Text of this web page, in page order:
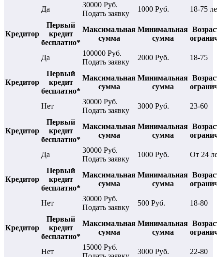
Да
30000 Руб.
Подать заявку
1000 Руб. 18-75
Кредитор
Первый
кредит
бесплатно*
Максимальная
сумма
Минимальная
сумма
Да
100000 Руб.
Подать заявку
2000 Руб. 18-75
Кредитор
Первый
кредит
бесплатно*
Максимальная
сумма
Минимальная
сумма
Нет
30000 Руб.
Подать заявку
3000 Руб. 23-60
Кредитор
Первый
кредит
бесплатно*
Максимальная
сумма
Минимальная
сумма
Да
30000 Руб.
Подать заявку
1000 Руб. От 24
Кредитор
Первый
кредит
бесплатно*
Максимальная
сумма
Минимальная
сумма
Нет
30000 Руб.
Подать заявку
500 Руб. 18-80
Кредитор
Первый
кредит
бесплатно*
Максимальная
сумма
Минимальная
сумма
Нет
15000 Руб.
3000 Руб. 22-80